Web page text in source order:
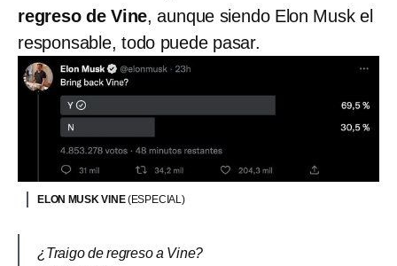
regreso de Vine, aunque siendo Elon Musk el
responsable, todo puede pasar.
ELON MUSK VINE(ESPECIAL)
¿Traigo de regreso a Vine?